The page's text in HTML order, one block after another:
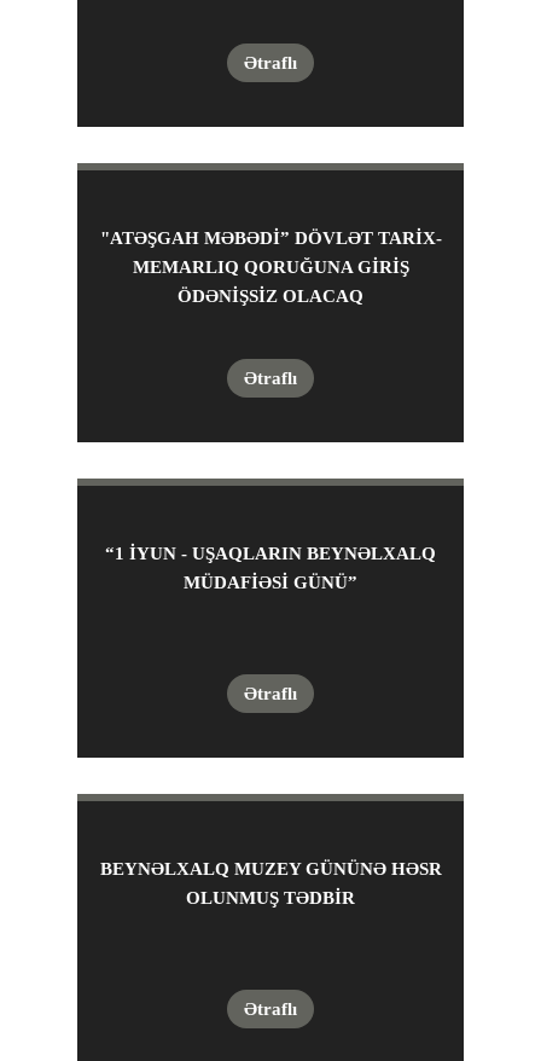
Ətraflı
"ATƏŞGAH MƏBƏDİ” DÖVLƏT TARİX-
MEMARLIQ QORUĞUNA GİRİŞ
ÖDƏNİŞSİZ OLACAQ
Ətraflı
“1 IYUN - UŞAQLARIN BEYNƏLXALQ
MÜDAFIƏSI GÜNÜ”
Ətraflı
BEYNƏLXALQ MUZEY GÜNÜNƏ HƏSR
OLUNMUŞ TƏDBIR
Ətraflı